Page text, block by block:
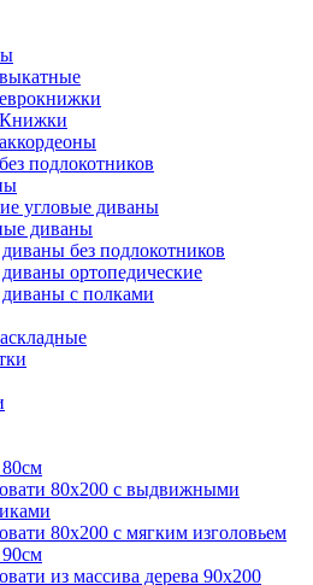
подлокотников
угловые диваны
диваны
без подлокотников
ортопедические
с полками
80х200 с выдвижными
80х200 с мягким изголовьем
из массива дерева 90х200